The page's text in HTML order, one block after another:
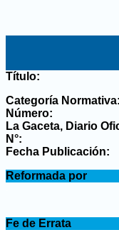
Título:
Categoría Normativa:
Número:
La Gaceta, Diario
N°:
Fecha Publicación:
Reformada por
Fe de Errata